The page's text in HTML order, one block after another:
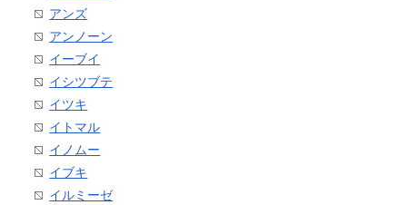
アンズ
アンノーン
イーブイ
イシツブテ
イツキ
イトマル
イノムー
イブキ
イルミーゼ